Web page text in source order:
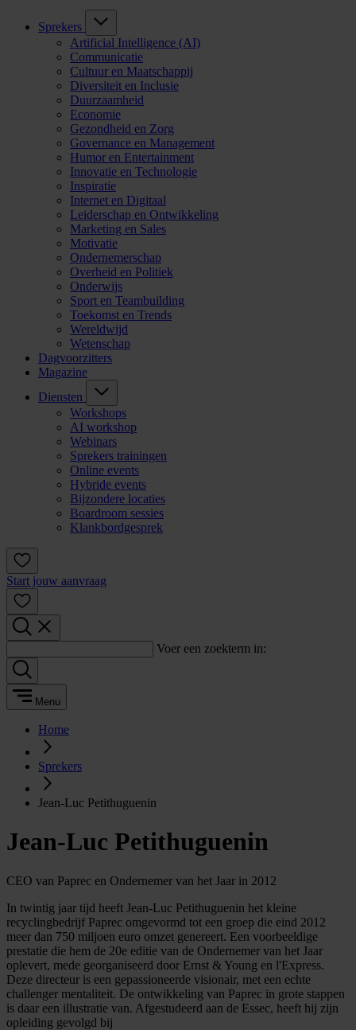
Sprekers
Artificial Intelligence (AI)
Communicatie
Cultuur en Maatschappij
Diversiteit en Inclusie
Duurzaamheid
Economie
Gezondheid en Zorg
Governance en Management
Humor en Entertainment
Innovatie en Technologie
Inspiratie
Internet en Digitaal
Leiderschap en Ontwikkeling
Marketing en Sales
Motivatie
Ondernemerschap
Overheid en Politiek
Onderwijs
Sport en Teambuilding
Toekomst en Trends
Wereldwijd
Wetenschap
Dagvoorzitters
Magazine
Diensten
Workshops
AI workshop
Webinars
Sprekers trainingen
Online events
Hybride events
Bijzondere locaties
Boardroom sessies
Klankbordgesprek
Start jouw aanvraag
Voer een zoekterm in:
Menu
Home
Sprekers
Jean-Luc Petithuguenin
Jean-Luc Petithuguenin
CEO van Paprec en Ondernemer van het Jaar in 2012
In twintig jaar tijd heeft Jean-Luc Petithuguenin het kleine
recyclingbedrijf Paprec omgevormd tot een groep die eind 2012
meer dan 750 miljoen euro omzet genereert. Een voorbeeldige
prestatie die hem de 20e editie van de Ondernemer van het Jaar
oplevert, mede georganiseerd door Ernst & Young en l'Express.
Deze directeur is een gepassioneerde visionair, met een echte
challenger mentaliteit. De ontwikkeling van Paprec in grote stappen
is daar een illustratie van. Afgestudeerd aan de Essec, heeft hij zijn
opleiding gevolgd bij